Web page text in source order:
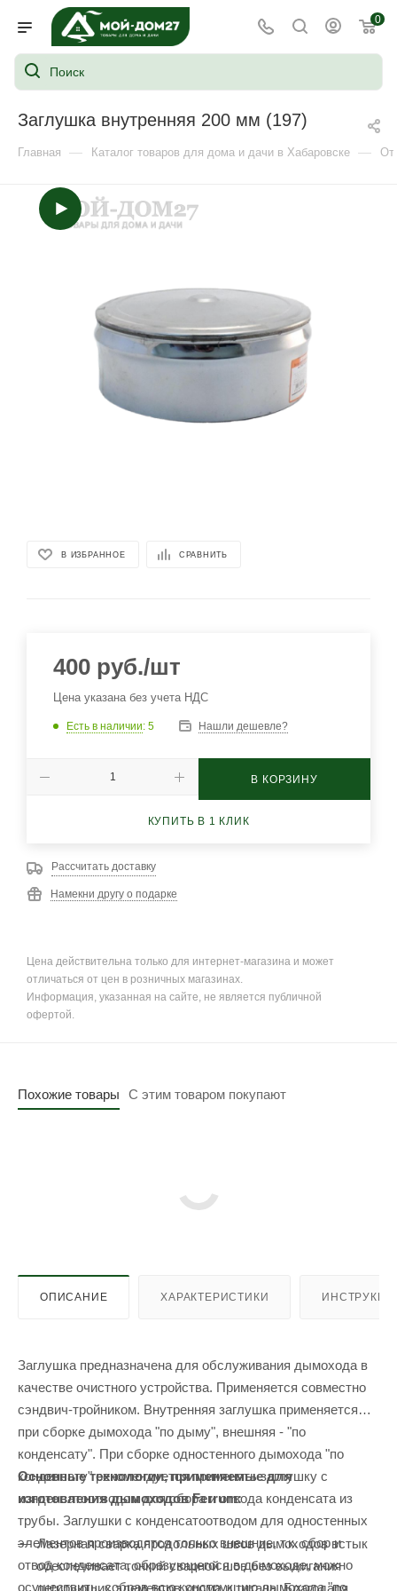
0
Заглушка внутренняя 200 мм (197)
Главная — Каталог товаров для дома и дачи в Хабаровске —
В ИЗБРАННОЕ СРАВНИТЬ
400 руб./шт
Цена указана без учета НДС
Есть в наличии: 5 Нашли дешевле?
В КОРЗИНУ
КУПИТЬ В 1 КЛИК
Рассчитать доставку
Намекни другу о подарке
Цена действительна только для интернет-магазина и может
отличаться от цен в розничных магазинах.
Информация, указанная на сайте, не является публичной
офертой.
Похожие товары С этим товаром покупают
ОПИСАНИЕ ХАРАКТЕРИСТИКИ
Заглушка предназначена для обслуживания дымохода в
качестве очистного устройства. Применяется совместно
сэндвич-тройником. Внутренняя заглушка применяется
при сборке дымохода "по дыму", внешняя - "по
конденсату". При сборке одностенного дымохода "по
конденсату" рекомендуется применять заглушку с
конденсатоотводом для сбора и отвода конденсата из
трубы. Заглушки с конденсатоотводом для одностенных
элементов производятся только внешние, т.к. сбор и
отвод конденсата, образующегося в дымоходе, можно
осуществить, собрав всю конструкцию дымохода "по
Основные технологии, применяемые для
изготовления дымоходов Ferrum:
Лазерная сварка продольных швов дымоходов встык
обеспечивает тонкий сварной шов без выжигания
легирующих элементов хрома и титана. Благодаря